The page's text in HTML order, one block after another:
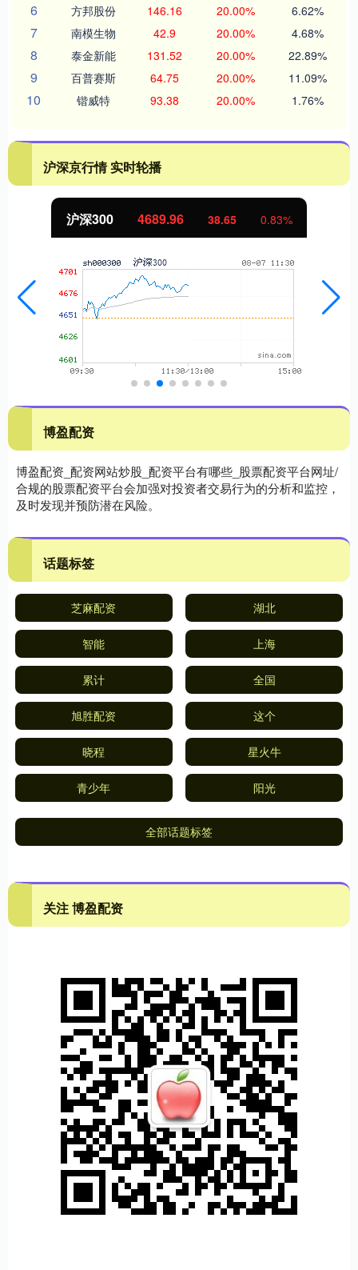
6 方邦股份 146.16 20.00% 6.62%
7 南模生物 42.9 20.00% 4.68%
8 泰金新能 131.52 20.00% 22.89%
9 百普赛斯 64.75 20.00% 11.09%
10 锴威特 93.38 20.00% 1.76%
沪深京行情 实时轮播
沪深300 4689.96 38.65 0.83%
博盈配资
博盈配资_配资网站炒股_配资平台有哪些_股票配资平台网址/
合规的股票配资平台会加强对投资者交易行为的分析和监控，
及时发现并预防潜在风险。
话题标签
芝麻配资 湖北
智能 上海
累计 全国
旭胜配资 这个
晓程 星火牛
青少年 阳光
全部话题标签
关注 博盈配资